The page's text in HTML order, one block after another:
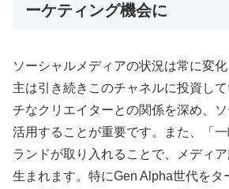
ーケティング機会に
ソーシャルメディアの状況は常に変
主は引き続きこのチャネルに投資し
チなクリエイターとの関係を深め、
活用することが重要です。また、「
ランドが取り入れることで、メディ
生まれます。特にGen Alpha世代をタ